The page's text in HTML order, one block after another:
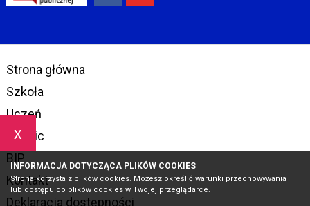
x
INFORMACJA DOTYCZĄCA PLIKÓW COOKIES
Strona korzysta z plików cookies. Możesz określić warunki przechowywania
lub dostępu do plików cookies w Twojej przeglądarce.
Strona główna
Szkoła
Uczeń
Rodzic
BIP
Kontakt
Deklaracja dostępności